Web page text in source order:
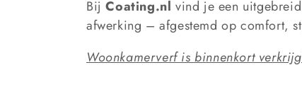
t
BijCoating.nl vind je een
afwerking – afgestemd op comfort,
Woonkamerverf is binnenkort